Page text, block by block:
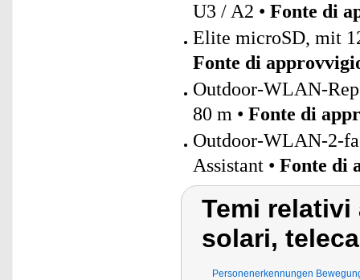
U3 / A2 • Fonte di
Elite microSD, mit
Fonte di
Outdoor-WLAN-
80 m • Fonte di
Outdoor-WLAN-2-
Assistant • Fonte di
Temi relativi
solari,
Personenerkennungen